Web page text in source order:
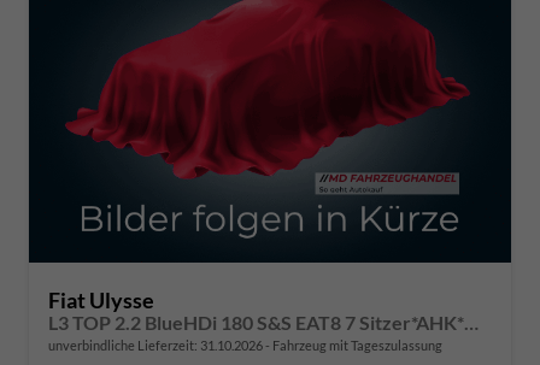
Fiat Ulysse
unverbindliche Lieferzeit: 31.10.2026 Fahrzeug mit Tageszulassung